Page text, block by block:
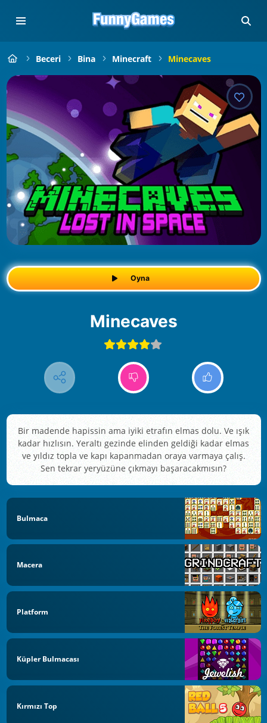
Beceri Bina Minecraft Minecaves
Oyna
Minecaves
Bir madende hapissin ama iyiki etrafın elmas dolu. Ve ışık
kadar hızlısın. Yeraltı gezinde elinden geldiği kadar elmas
ve yıldız topla ve kapı kapanmadan oraya varmaya çalış.
Sen tekrar yeryüzüne çıkmayı başaracakmısın?
Bulmaca
Macera
Platform
Küpler Bulmacası
Kırmızı Top